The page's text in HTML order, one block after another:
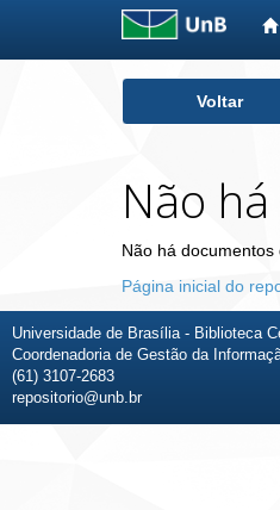
Voltar
Não
Não há
Página inicial do
Universidade de Brasília - Biblioteca
Coordenadoria de Gestão da
(61) 3107-2683
repositorio@unb.br